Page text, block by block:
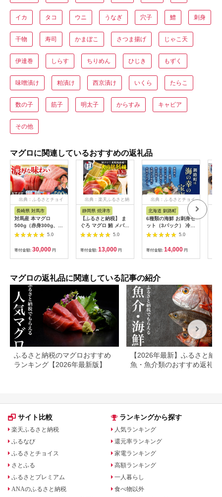
イカ タコ ウニ うなぎ 穴子 鱧 刺身
干物 寿司 かまぼこ さつま揚げ じゃこ天
伊達巻 しらす ちりめん ひじき もずく
味噌漬け 粕漬け 西京漬け いくら たらこ
数の子 筋子 明太子 からすみ キャビア
その他
マグロに関連しているおすすめの返礼品
出典：ふるさとチョイ
長崎県 対馬市
対馬産 本マグロ
500g（赤身300g、中
トロ200g） ≪対馬市
≫【桐谷商店】
[WAQ043]
5.0
寄付金額: 30,000 円
出典：楽天ふるさと納
静岡県 焼津市
【ふるさと納税】 ま
ぐろ マグロ 鮪 メバチ
マグロ 大目鉢鮪 柵
4〜6本 合計1.3kg 訳
アリ 不揃い 天然 刺身
おさしみ 漬け丼 海鮮
魚介類 冷凍 魚 焼津
5.0
寄付金額: 13,000 円
出典：ふるさとチョイ
北海道 釧路町
6種類の海鮮 お刺身セ
ット（3パック） 冷凍
｜ 刺身 さしみ 刺し身
刺身セット 刺身 刺身
丼 海鮮丼セット 海鮮
丼の具 盛り合わせセ
ット 小分け サーモン
甘エビ 海鮮丼 魚介人
気 スピード発送 すぐ
届く セット おかず 魚
介類 海鮮 絶品 人気
ヒロセ すぐ発送 北海
道 釧路町 釧路超 特産
品 br02
5.0
寄付金額: 14,000 円
マグロの返礼品に関連している記事の紹介
ふるさと納税のマグロおすすめ
ランキング【2026年最新版】
【2026年最新】ふるさと納
魚・魚介類のおすすめ返礼品
サイト比較
楽天ふるさと納税
ふるなび
ふるさとチョイス
さとふる
ふるさとプレミアム
ANAのふるさと納税
ランキングから探す
人気ランキング
還元率ランキング
家電ランキング
高額ランキング
一人暮らし
食べ物以外